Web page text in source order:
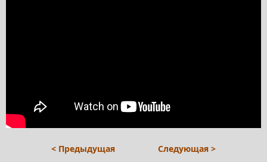
< Предыдущая Следующая >